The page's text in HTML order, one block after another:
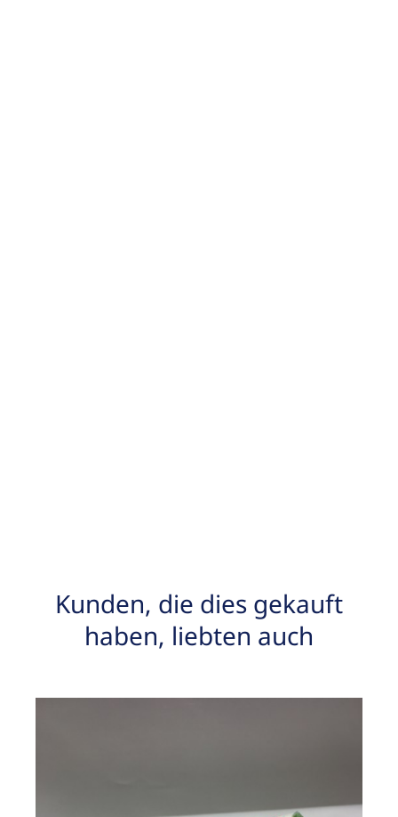
Kunden, die dies gekauft
haben, liebten auch